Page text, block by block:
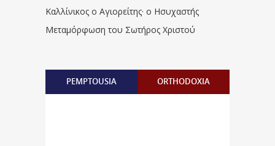
Καλλίνικος ο Αγιορείτης · ο Ησυχαστής
Μεταμόρφωση του Σωτήρος Χριστού
PEMPTOUSIA ORTHODOXIA